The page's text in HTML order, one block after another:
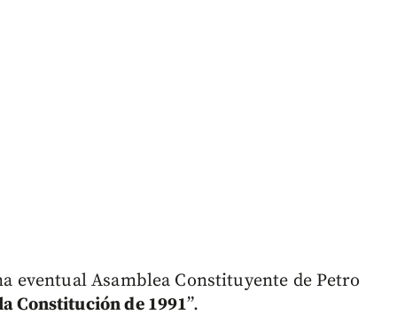
eventual Asamblea Constituyente de Petro
Constitución de 1991”.